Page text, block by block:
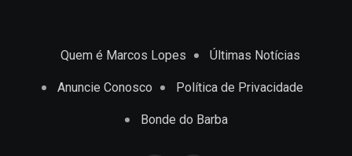
Quem é Marcos Lopes Últimas Notícias
Anuncie Conosco Política de Privacidade
Bonde do Barba